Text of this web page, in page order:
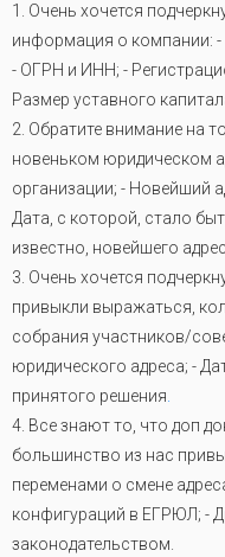
1. Очень хочется
информация о компании: -
- ОГРН и ИНН; -
Размер уставного
2. Обратите внимание на
новеньком юридическом
организации; - Новейший
Дата, с которой, стало
известно, новейшего
3. Очень хочется
привыкли выражаться,
собрания участников/
юридического адреса; -
принятого решения
4. Все знают то, что доп
большинство из нас
переменами о смене
конфигураций в ЕГРЮЛ; -
законодательством.